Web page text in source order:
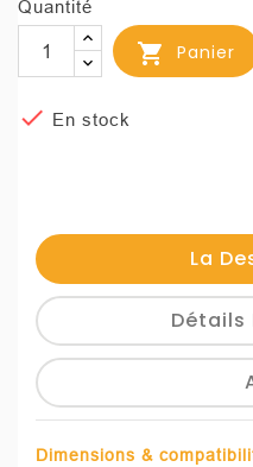
Quantité
 Panier
 En stock
La
Détails
Dimensions &